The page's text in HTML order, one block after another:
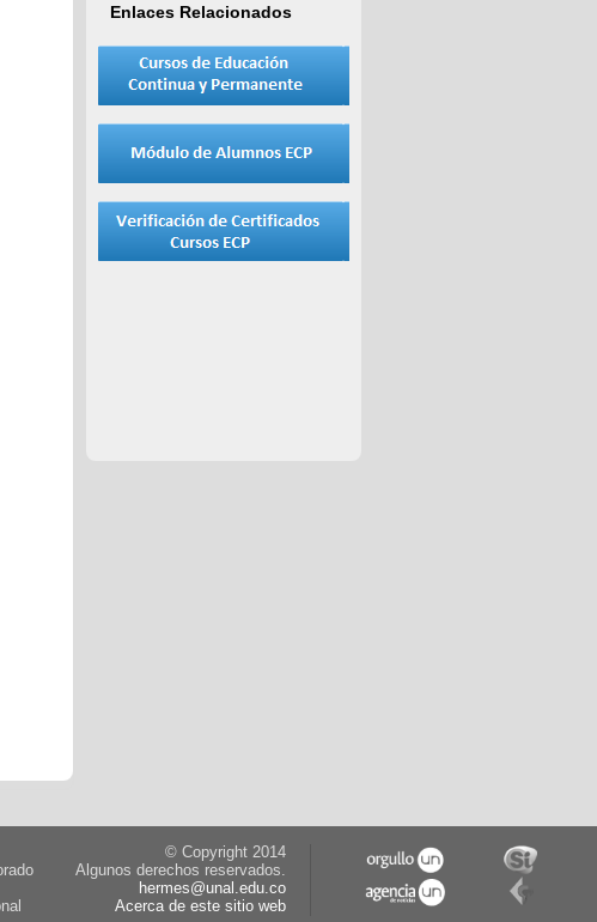
Enlaces Relacionados
© Copyright 2014
Algunos derechos reservados.
hermes@unal.edu.co
Acerca de este sitio web